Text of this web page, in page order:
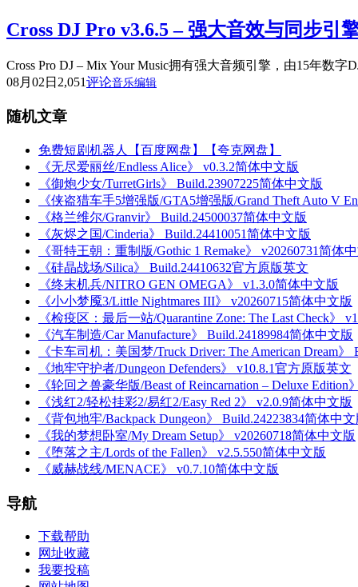
Cross DJ Pro v3.6.5 – 强大音效与同步引
Cross Pro DJ – Mix Your Music拥有强大音频引擎，由15年数
08月02日 2,051评论音乐编辑
随机文章
免费短剧机器人【百度网盘】【夸克网盘】
《无尽爱丽丝/Endless Alice》 v0.3.2简体中文版
《御炮少女/TurretGirls》 Build.23907225简体中文版
《侠盗猎车手5增强版/GTA5增强版/Grand Theft Auto V
《格兰维尔/Granvir》 Build.24500037简体中文版
《灰烬之国/Cinderia》 Build.24410051简体中文版
《哥特王朝：重制版/Gothic 1 Remake》 v20260731简体
《硅晶战场/Silica》 Build.24410632官方原版英文
《终末机兵/NITRO GEN OMEGA》 v1.3.0简体中文版
《小小梦魇3/Little Nightmares III》 v20260715简体中文版
《检疫区：最后一站/Quarantine Zone: The Last Check》
《汽车制造/Car Manufacture》 Build.24189984简体中文版
《卡车司机：美国梦/Truck Driver: The American Dream
《地牢守护者/Dungeon Defenders》 v10.8.1官方原版英文
《轮回之兽豪华版/Beast of Reincarnation – Deluxe Edition
《浅红2/轻松挂彩2/易红2/Easy Red 2》 v2.0.9简体中文版
《背包地牢/Backpack Dungeon》 Build.24223834简体中
《我的梦想卧室/My Dream Setup》 v20260718简体中文版
《堕落之主/Lords of the Fallen》 v2.5.550简体中文版
《威赫战线/MENACE》 v0.7.10简体中文版
导航
下载帮助
网址收藏
我要投稿